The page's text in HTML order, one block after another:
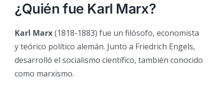
¿Quién fue Karl Marx?
Karl Marx(1818-1883) fue un filósofo, economista
y teórico político alemán. Junto a Friedrich Engels,
desarrolló el socialismo científico, también conocido
como marxismo.